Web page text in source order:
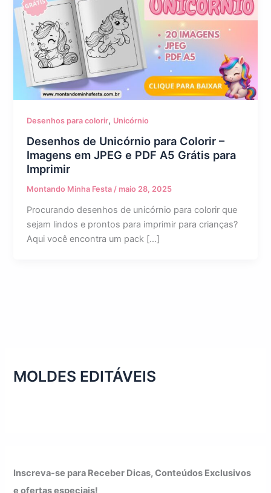
Desenhos para colorir, Unicórnio
Desenhos de Unicórnio para Colorir –
Imagens em JPEG e PDF A5 Grátis para
Imprimir
Montando Minha Festa/ maio 28, 2025
Procurando desenhos de unicórnio para colorir que
sejam lindos e prontos para imprimir para crianças?
Aqui você encontra um pack […]
MOLDES EDITÁVEIS
Inscreva-se para Receber Dicas, Conteúdos Exclusivos
e ofertas especiais!